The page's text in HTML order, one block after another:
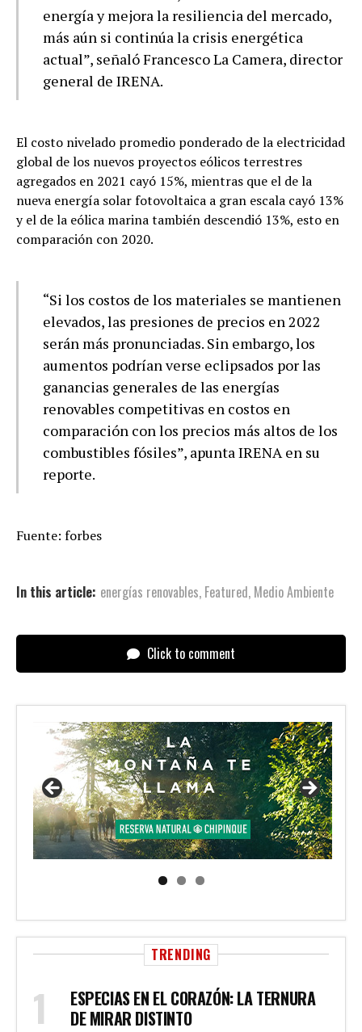
energía y mejora la resiliencia del mercado,
más aún si continúa la crisis energética
actual”, señaló Francesco La Camera, director
general de IRENA.
El costo nivelado promedio ponderado de la electricidad
global de los nuevos proyectos eólicos terrestres
agregados en 2021 cayó 15%, mientras que el de la
nueva energía solar fotovoltaica a gran escala cayó 13%
y el de la eólica marina también descendió 13%, esto en
comparación con 2020.
“Si los costos de los materiales se mantienen
elevados, las presiones de precios en 2022
serán más pronunciadas. Sin embargo, los
aumentos podrían verse eclipsados ​​por las
ganancias generales de las energías
renovables competitivas en costos en
comparación con los precios más altos de los
combustibles fósiles”, apunta IRENA en su
reporte.
Fuente: forbes
In this article: energías renovables, Featured, Medio Ambiente
Click to comment
TRENDING
ESPECIAS EN EL CORAZÓN: LA TERNURA
DE MIRAR DISTINTO